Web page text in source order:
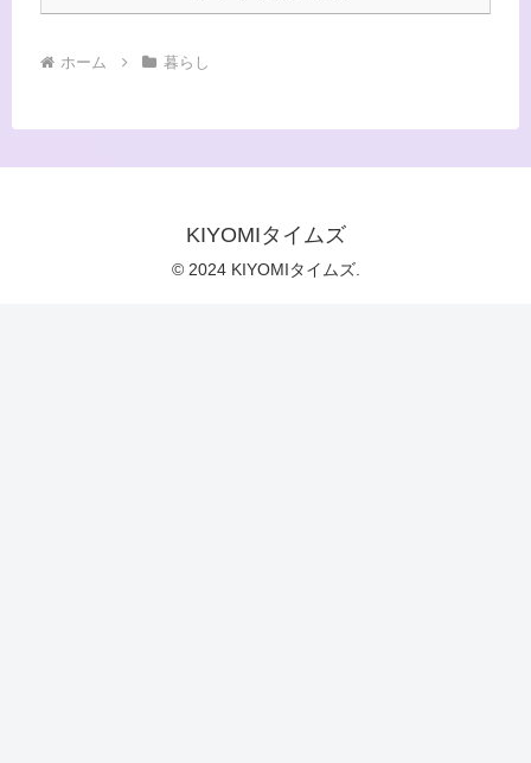
ホーム 暮らし
KIYOMIタイムズ
© 2024 KIYOMIタイムズ.